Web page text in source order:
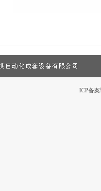
ICP备案